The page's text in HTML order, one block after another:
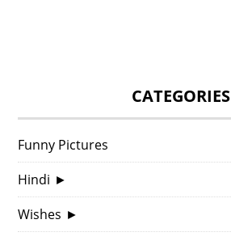
CATEGORIES
Funny Pictures
Hindi ►
Wishes ►